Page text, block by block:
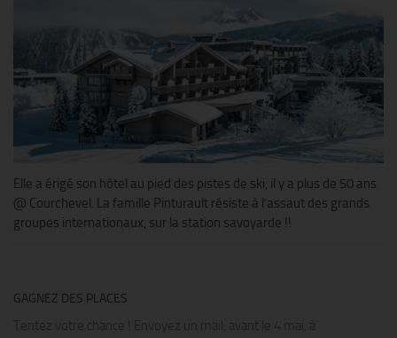
Elle a érigé son hôtel au pied des pistes de ski, il y a plus de 50 ans
@ Courchevel. La famille Pinturault résiste à l’assaut des grands
groupes internationaux, sur la station savoyarde !!
GAGNEZ DES PLACES
Tentez votre chance ! Envoyez un mail, avant le 4 mai, à